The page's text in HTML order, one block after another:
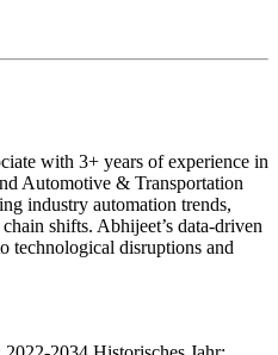
with 3+ years of experience in
Automotive & Transportation
industry automation trends,
shifts. Abhijeet’s data-driven
technological disruptions and